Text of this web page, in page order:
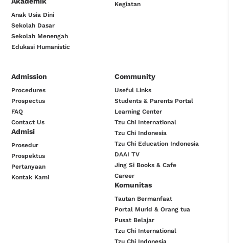
Anak Usia Dini
Sekolah Dasar
Sekolah Menengah
Edukasi Humanistic
Kegiatan
Admission
Procedures
Prospectus
FAQ
Contact Us
Admisi
Prosedur
Prospektus
Pertanyaan
Kontak Kami
Community
Useful Links
Students & Parents Portal
Learning Center
Tzu Chi International
Tzu Chi Indonesia
Tzu Chi Education Indonesia
DAAI TV
Jing Si Books & Cafe
Career
Komunitas
Tautan Bermanfaat
Portal Murid & Orang tua
Pusat Belajar
Tzu Chi International
Tzu Chi Indonesia